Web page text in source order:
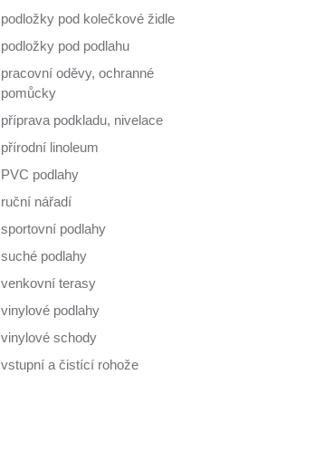
podložky pod kolečkové židle
podložky pod podlahu
pracovní oděvy, ochranné
pomůcky
příprava podkladu, nivelace
přírodní linoleum
PVC podlahy
ruční nářadí
sportovní podlahy
suché podlahy
venkovní terasy
vinylové podlahy
vinylové schody
vstupní a čistící rohože